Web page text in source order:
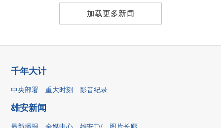
加载更多新闻
千年大计
中央部署 重大时刻 影音纪录
雄安新闻
最新播报 全媒中心 雄安TV 图片长廊